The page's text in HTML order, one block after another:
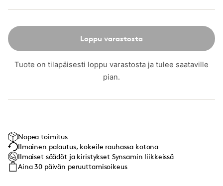
Loppu varastosta
Tuote on tilapäisesti loppu varastosta ja tulee saataville
pian.
Nopea toimitus
Ilmainen palautus, kokeile rauhassa kotona
Ilmaiset säädöt ja kiristykset Synsamin liikkeissä
Aina 30 päivän peruuttamisoikeus